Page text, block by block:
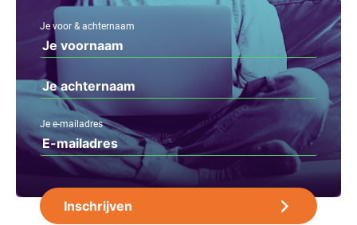
Je voor & achternaam
Je e-mailadres